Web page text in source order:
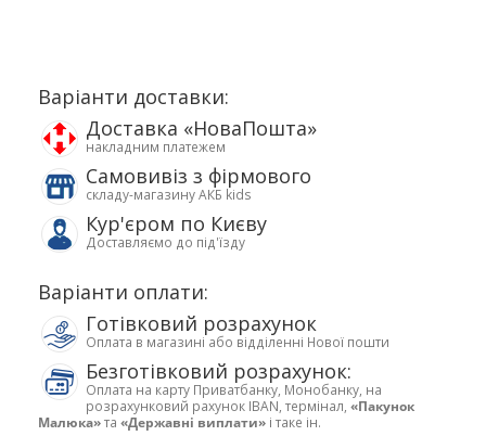
Варіанти доставки:
Доставка «НоваПошта»
накладним платежем
Самовивіз з фірмового
складу-магазину АКБ kids
Кур'єром по Києву
Доставляємо до під'їзду
Варіанти оплати:
Готівковий розрахунок
Оплата в магазині або відділенні Нової пошти
Безготівковий розрахунок:
Оплата на карту Приватбанку, Монобанку, на
розрахунковий рахунок IBAN, термінал, «Пакунок
Малюка»та «Державні виплати» і таке ін.